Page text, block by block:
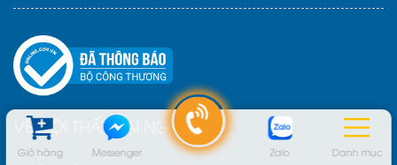
Giỏ hàng Messenger Zalo Danh mục
VỀ NỘI THẤT ĐẠI NGÂN